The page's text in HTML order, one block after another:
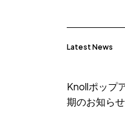
Latest News
Knollポップ
期のお知らせ